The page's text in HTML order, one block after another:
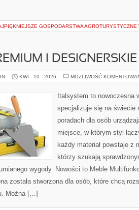
GOSPODARSTWA AGROTURYSTYCZNE
I DESIGNERSKIE
KWI - 10 - 2026 MOŻLIWOŚĆ
Italsystem to nowoczesna
specjalizuje się na świecie
poradach dla osób
miejsce, w którym styl
każdy materiał powstaje z
którzy szukają
wygody. Nowości to Meble
została stworzona dla osób, które chcą
Można […]